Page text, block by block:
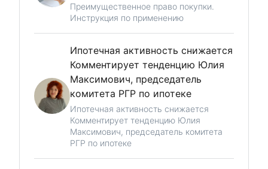
Преимущественное право покупки.
Инструкция по применению
Ипотечная активность снижается
Комментирует тенденцию Юлия
Максимович, председатель
комитета РГР по ипотеке
Ипотечная активность снижается
Комментирует тенденцию Юлия
Максимович, председатель комитета
РГР по ипотеке